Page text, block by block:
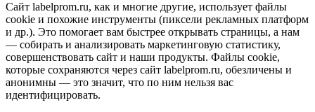
Сайт labelprom.ru, как и многие другие, использует файлы
cookie и похожие инструменты (пиксели рекламных платформ
и др.). Это помогает вам быстрее открывать страницы, а нам
— собирать и анализировать маркетинговую статистику,
совершенствовать сайт и наши продукты. Файлы сookie,
которые сохраняются через сайт labelprom.ru, обезличены и
анонимны — это значит, что по ним нельзя вас
идентифицировать.